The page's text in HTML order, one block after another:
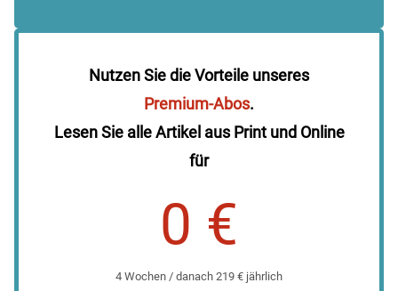
Nutzen Sie die Vorteile unseres
Premium-Abos.
Lesen Sie alle Artikel aus Print und Online
für
0 €
4 Wochen / danach 219 € jährlich